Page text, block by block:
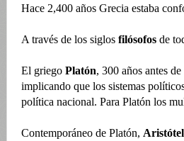
Hace 2,400 años Grecia estaba
A través de los siglos filósofos de
El griego Platón, 300 años antes
implicando que los sistemas
política nacional. Para Platón los
Contemporáneo de Platón,